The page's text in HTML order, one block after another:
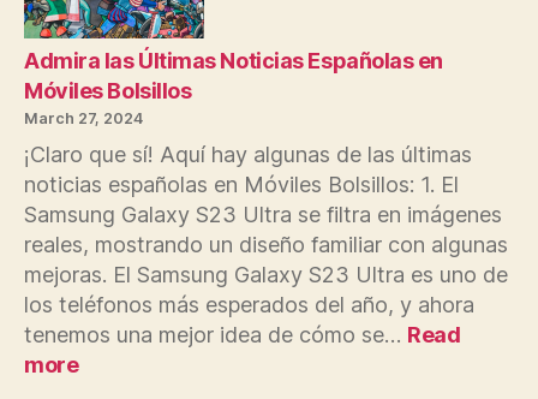
Admira las Últimas Noticias Españolas en
Móviles Bolsillos
March 27, 2024
¡Claro que sí! Aquí hay algunas de las últimas
noticias españolas en Móviles Bolsillos: 1. El
Samsung Galaxy S23 Ultra se filtra en imágenes
reales, mostrando un diseño familiar con algunas
mejoras. El Samsung Galaxy S23 Ultra es uno de
los teléfonos más esperados del año, y ahora
tenemos una mejor idea de cómo se… Read
more: